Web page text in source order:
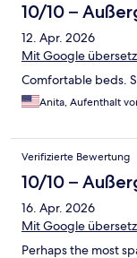
10/10 –
12. Apr. 2026
Mit Google
Comfortable beds.
Anita, Aufenthalt
Verifizierte Bewertung
10/10 –
16. Apr. 2026
Mit Google
Perhaps the most